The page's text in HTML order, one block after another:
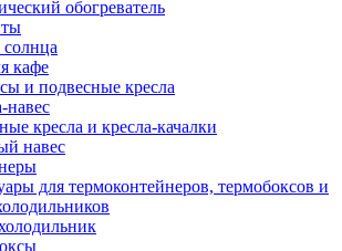
обогреватель
солнца
кафе
и подвесные кресла
навес
кресла и кресла-качалки
навес
для термоконтейнеров, термобоксов и